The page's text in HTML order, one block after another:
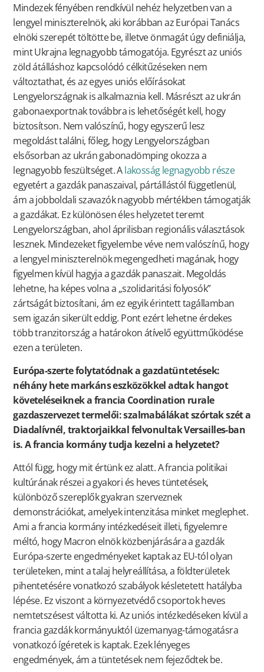
Mindezek fényében rendkívül nehéz helyzetben van a
lengyel miniszterelnök, aki korábban az Európai Tanács
elnöki szerepét töltötte be, illetve önmagát úgy definiálja,
mint Ukrajna legnagyobb támogatója. Egyrészt az uniós
zöld átálláshoz kapcsolódó célkitűzéseken nem
változtathat, és az egyes uniós előírásokat
Lengyelországnak is alkalmaznia kell. Másrészt az ukrán
gabonaexportnak továbbra is lehetőségét kell, hogy
biztosítson. Nem valószínű, hogy egyszerű lesz
megoldást találni, főleg, hogy Lengyelországban
elsősorban az ukrán gabonadömping okozza a
legnagyobb feszültséget. Alakosság legnagyobb része
egyetért a gazdák panaszaival, pártállástól függetlenül,
ám a jobboldali szavazók nagyobb mértékben támogatják
a gazdákat. Ez különösen éles helyzetet teremt
Lengyelországban, ahol áprilisban regionális választások
lesznek. Mindezeket figyelembe véve nem valószínű, hogy
a lengyel miniszterelnök megengedheti magának, hogy
figyelmen kívül hagyja a gazdák panaszait. Megoldás
lehetne, ha képes volna a „szolidaritási folyosók”
zártságát biztosítani, ám ez egyik érintett tagállamban
sem igazán sikerült eddig. Pont ezért lehetne érdekes
több tranzitország a határokon átívelő együttműködése
ezen a területen.
Európa-szerte folytatódnak a gazdatüntetések:
néhány hete markáns eszközökkel adtak hangot
követeléseiknek a francia Coordination rurale
gazdaszervezet termelői: szalmabálákat szórtak szét a
Diadalívnél, traktorjaikkal felvonultak Versailles-ban
is. A francia kormány tudja kezelni a helyzetet?
Attól függ, hogy mit értünk ez alatt. A francia politikai
kultúrának részei a gyakori és heves tüntetések,
különböző szereplők gyakran szerveznek
demonstrációkat, amelyek intenzitása minket meglephet.
Ami a francia kormány intézkedéseit illeti, figyelemre
méltó, hogy Macron elnök közbenjárására a gazdák
Európa-szerte engedményeket kaptak az EU-tól olyan
területeken, mint a talaj helyreállítása, a földterületek
pihentetésére vonatkozó szabályok késletetett hatályba
lépése. Ez viszont a környezetvédő csoportok heves
nemtetszésest váltotta ki. Az uniós intézkedéseken kívül a
francia gazdák kormányuktól üzemanyag-támogatásra
vonatkozó ígéretek is kaptak. Ezek lényeges
engedmények, ám a tüntetések nem fejeződtek be.